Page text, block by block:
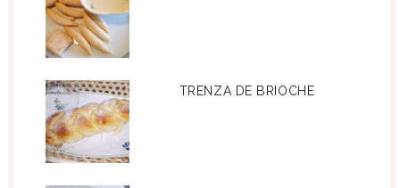
TRENZA DE BRIOCHE